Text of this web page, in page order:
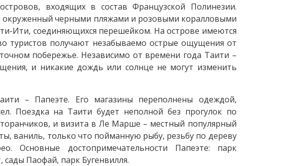
входящих в состав Французской Полинезии.
черными пляжами и розовыми коралловыми
Ити, соединяющихся перешейком. На острове имеются
туристов получают незабываемо острые ощущения от
побережье. Независимо от времени года Таити –
и никакие дождь или солнце не могут изменить
– Папеэте. Его магазины переполнены одеждой,
Поездка на Таити будет неполной без прогулок по
и визита в Ле Марше – местный популярный
ваниль, только что пойманную рыбу, резьбу по дереву
Основные достопримечательности Папеэте: парк
Паофай, парк Бугенвилля.